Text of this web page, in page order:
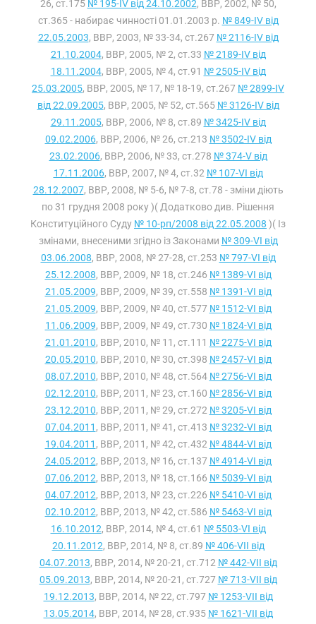
26, ст.175 № 195-IV від 24.10.2002, ВВР, 2002, № 50,
ст.365 - набирає чинності 01.01.2003 р. № 849-IV від
22.05.2003, ВВР, 2003, № 33-34, ст.267 № 2116-IV від
21.10.2004, ВВР, 2005, № 2, ст.33 № 2189-IV від
18.11.2004, ВВР, 2005, № 4, ст.91 № 2505-IV від
25.03.2005, ВВР, 2005, № 17, № 18-19, ст.267 № 2899-IV
від 22.09.2005, ВВР, 2005, № 52, ст.565 № 3126-IV від
29.11.2005, ВВР, 2006, № 8, ст.89 № 3425-IV від
09.02.2006, ВВР, 2006, № 26, ст.213 № 3502-IV від
23.02.2006, ВВР, 2006, № 33, ст.278 № 374-V від
17.11.2006, ВВР, 2007, № 4, ст.32 № 107-VI від
28.12.2007, ВВР, 2008, № 5-6, № 7-8, ст.78 - зміни діють
по 31 грудня 2008 року )( Додатково див. Рішення
Конституційного Суду № 10-рп/2008 від 22.05.2008 )( Із
змінами, внесеними згідно із Законами № 309-VI від
03.06.2008, ВВР, 2008, № 27-28, ст.253 № 797-VI від
25.12.2008, ВВР, 2009, № 18, ст.246 № 1389-VI від
21.05.2009, ВВР, 2009, № 39, ст.558 № 1391-VI від
21.05.2009, ВВР, 2009, № 40, ст.577 № 1512-VI від
11.06.2009, ВВР, 2009, № 49, ст.730 № 1824-VI від
21.01.2010, ВВР, 2010, № 11, ст.111 № 2275-VI від
20.05.2010, ВВР, 2010, № 30, ст.398 № 2457-VI від
08.07.2010, ВВР, 2010, № 48, ст.564 № 2756-VI від
02.12.2010, ВВР, 2011, № 23, ст.160 № 2856-VI від
23.12.2010, ВВР, 2011, № 29, ст.272 № 3205-VI від
07.04.2011 , ВВР, 2011, № 41, ст.413 № 3232-VI від
19.04.2011 , ВВР, 2011, № 42, ст.432 № 4844-VI від
24.05.2012, ВВР, 2013, № 16, ст.137 № 4914-VI від
07.06.2012, ВВР, 2013, № 18, ст.166 № 5039-VI від
04.07.2012, ВВР, 2013, № 23, ст.226 № 5410-VI від
02.10.2012, ВВР, 2013, № 42, ст.586 № 5463-VI від
16.10.2012, ВВР, 2014, № 4, ст.61 № 5503-VI від
20.11.2012, ВВР, 2014, № 8, ст.89 № 406-VII від
04.07.2013, ВВР, 2014, № 20-21, ст.712 № 442-VII від
05.09.2013, ВВР, 2014, № 20-21, ст.727 № 713-VII від
19.12.2013, ВВР, 2014, № 22, ст.797 № 1253-VII від
13.05.2014, ВВР, 2014, № 28, ст.935 № 1621-VII від